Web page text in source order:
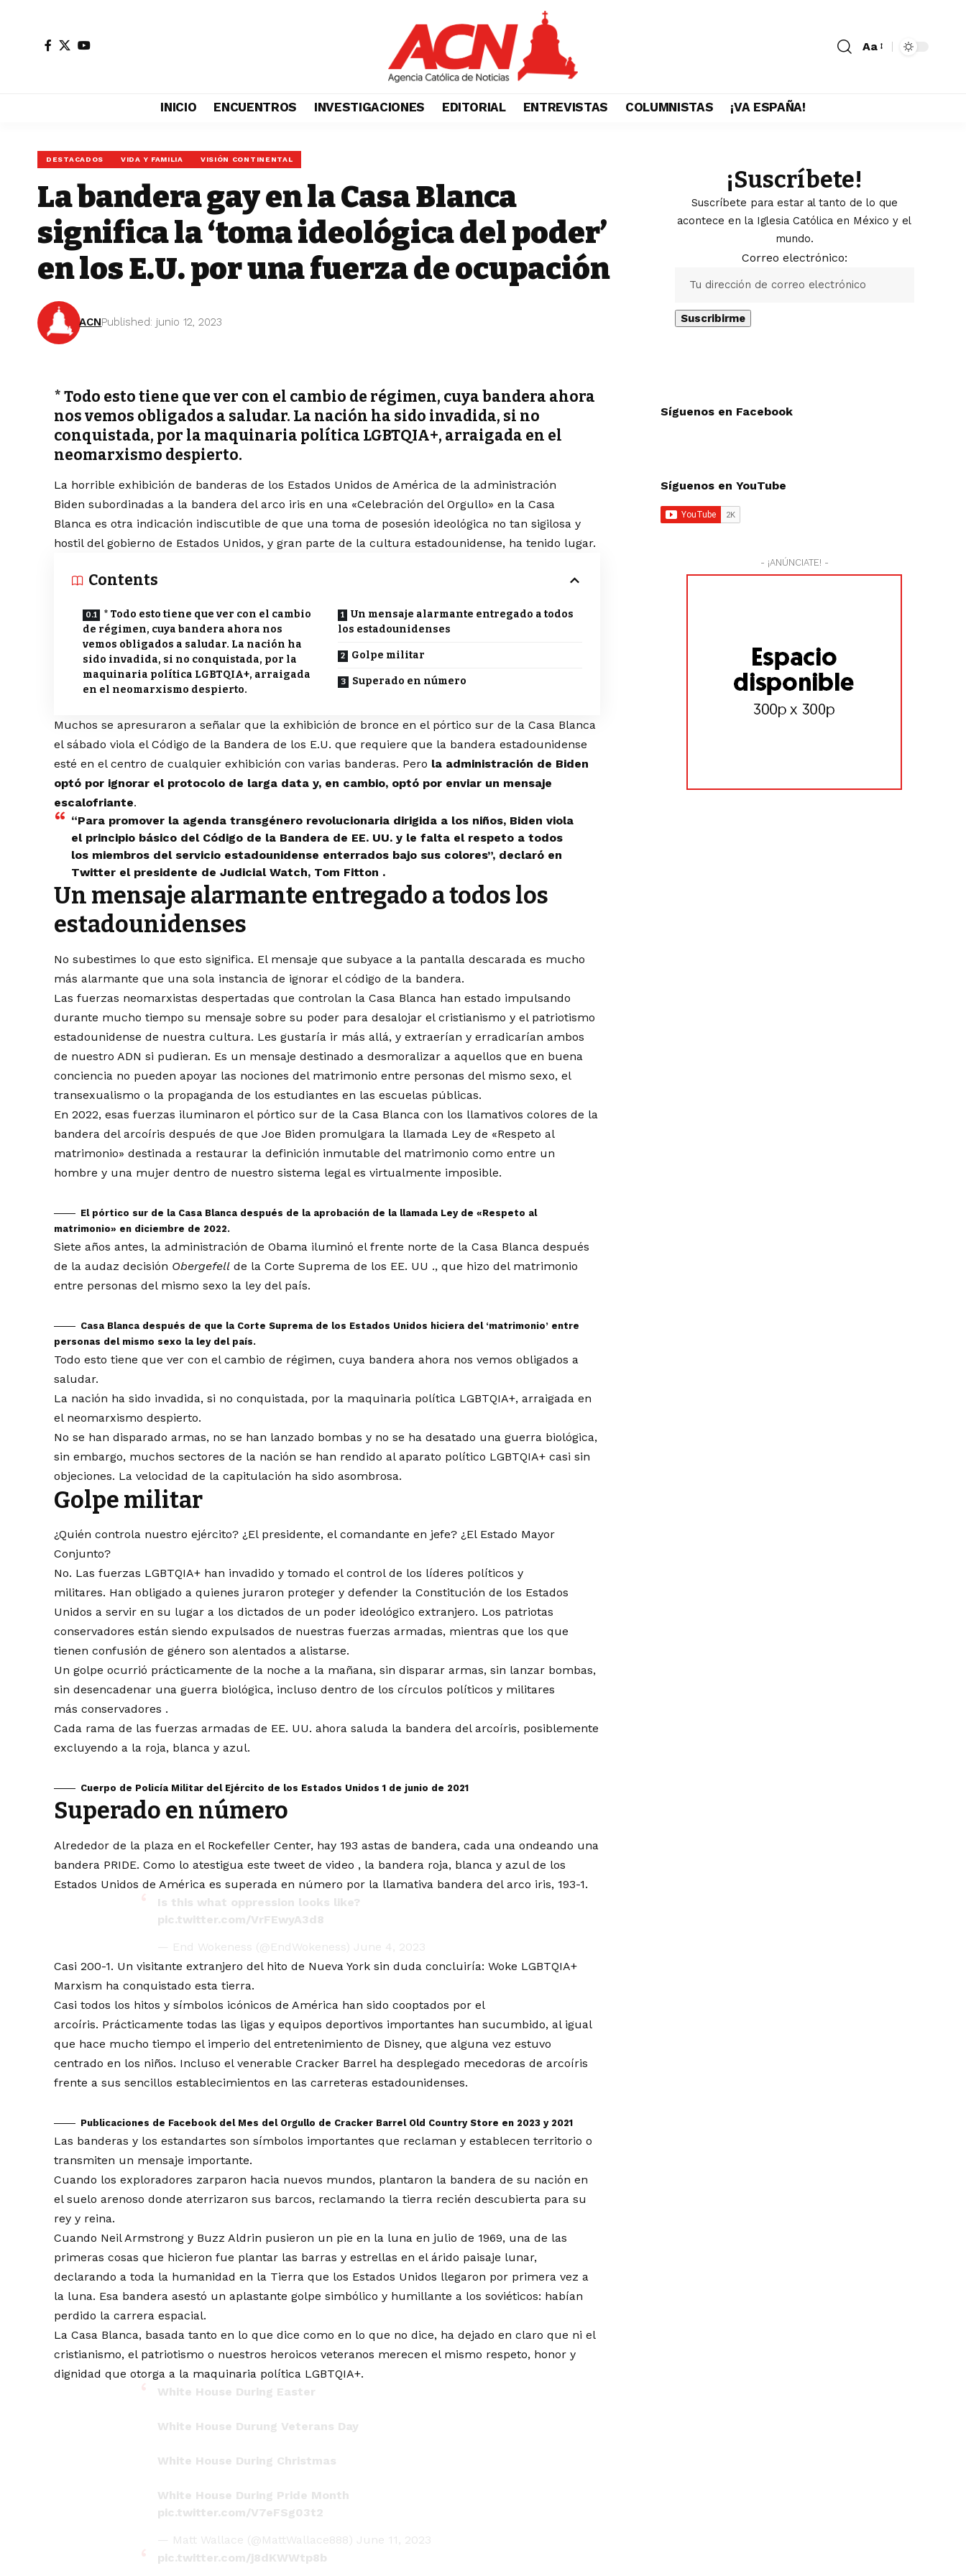
Aa
INICIO ENCUENTROS INVESTIGACIONES EDITORIAL ENTREVISTAS COLUMNISTAS ¡VA ESPAÑA!
DESTACADOS VIDA Y FAMILIA VISIÓN CONTINENTAL
La bandera gay en la Casa Blanca
significa la ‘toma ideológica del poder’
en los E.U. por una fuerza de ocupación
ACNPublished: junio 12, 2023
* Todo esto tiene que ver con el cambio de régimen, cuya bandera ahora
nos vemos obligados a saludar. La nación ha sido invadida, si no
conquistada, por la maquinaria política LGBTQIA+, arraigada en el
neomarxismo despierto.
La horrible exhibición de banderas de los Estados Unidos de América de la administración
Bidensubordinadas a la bandera del arco iris en una «Celebración del Orgullo» en laCasa
Blanca es otra indicación indiscutible de que una toma de posesión ideológica no tan sigilosa y
hostil del gobierno de Estados Unidos, y gran parte de la cultura estadounidense, ha tenido lugar.
Contents
* Todo esto tiene que ver con el cambio
de régimen, cuya bandera ahora nos
vemos obligados a saludar. La nación ha
sido invadida, si no conquistada, por la
maquinaria política LGBTQIA+, arraigada
en el neomarxismo despierto.
Un mensaje alarmante entregado a todos
los estadounidenses
Golpe militar
Superado en número
Muchos se apresuraron a señalar que la exhibición de bronce en el pórtico sur de la Casa Blanca
el sábado viola el Código de la Bandera de los E.U. que requiere que la bandera estadounidense
esté en el centro de cualquier exhibición con varias banderas. Pero la administración de Biden
optó por ignorar el protocolo de larga data y, en cambio, optó por enviar un mensaje
escalofriante.
“Para promover la agenda transgénero revolucionaria dirigida a los niños, Biden viola
el principio básico del Código de la Bandera de EE. UU. y le falta el respeto a todos
los miembros del servicio estadounidense enterrados bajo sus colores”, declaró en
Twitter el presidente de Judicial Watch, Tom Fitton .
Un mensaje alarmante entregado a todos los
estadounidenses
No subestimes lo que esto significa. El mensaje que subyace a la pantalla descarada es mucho
más alarmante que una sola instancia de ignorar el código de la bandera.
Las fuerzas neomarxistas despertadas que controlan la Casa Blanca han estado impulsando
durante mucho tiempo su mensaje sobre su poder para desalojar el cristianismo y el patriotismo
estadounidense de nuestra cultura. Les gustaría ir más allá, y extraerían y erradicarían ambos
de nuestro ADN si pudieran. Es un mensaje destinado a desmoralizar a aquellos que en buena
conciencia no pueden apoyar las nociones del matrimonio entre personas del mismo sexo, el
transexualismo o la propaganda de los estudiantes en las escuelas públicas.
En 2022, esas fuerzas iluminaron el pórtico sur de la Casa Blanca con los llamativos colores de la
bandera del arcoíris después de que Joe Biden promulgara la llamada Ley de «Respeto al
matrimonio» destinada a restaurar la definición inmutable del matrimonio como entre un
hombre y una mujer dentro de nuestro sistema legal es virtualmente imposible.
El pórtico sur de la Casa Blanca después de la aprobación de la llamada Ley de «Respeto al
matrimonio» en diciembre de 2022.
Siete años antes, la administración de Obama iluminó el frente norte de la Casa Blanca después
de la audaz decisión Obergefell de la Corte Suprema de los EE. UU ., que hizo del matrimonio
entre personas del mismo sexo la ley del país.
Casa Blanca después de que la Corte Suprema de los Estados Unidos hiciera del ‘matrimonio’ ​​entre
personas del mismo sexo la ley del país.
Todo esto tiene que ver con el cambio de régimen, cuya bandera ahora nos vemos obligados a
saludar.
La nación ha sido invadida, si no conquistada, por la maquinaria política LGBTQIA+, arraigada en
el neomarxismo despierto.
No se han disparado armas, no se han lanzado bombas y no se ha desatado una guerra biológica,
sin embargo, muchos sectores de la nación se han rendido al aparato político LGBTQIA+ casi sin
objeciones. La velocidad de la capitulación ha sido asombrosa.
Golpe militar
¿Quién controla nuestro ejército? ¿El presidente, el comandante en jefe? ¿El Estado Mayor
Conjunto?
No. Las fuerzas LGBTQIA+ han invadido y tomado el control de los líderes políticos y
militares. Han obligado a quienes juraron proteger y defender la Constitución de los Estados
Unidos a servir en su lugar a los dictados de un poder ideológico extranjero. Los patriotas
conservadores están siendo expulsados ​​de nuestras fuerzas armadas, mientras que los que
tienen confusión de género son alentados a alistarse.
Un golpe ocurrió prácticamente de la noche a la mañana, sin disparar armas, sin lanzar bombas,
sin desencadenar una guerra biológica, incluso dentro de los círculos políticos y militares
másconservadores .
Cada rama de las fuerzas armadas de EE. UU. ahora saluda la bandera del arcoíris, posiblemente
excluyendo a la roja, blanca y azul.
Cuerpo de Policía Militar del Ejército de los Estados Unidos 1 de junio de 2021
Superado en número
Alrededor de la plaza en el Rockefeller Center, hay 193 astas de bandera, cada una ondeando una
bandera PRIDE. Como lo atestigua este tweetde video , la bandera roja, blanca y azul de los
Estados Unidos de América es superada en número por la llamativa bandera del arco iris, 193-1.
Is this what oppression looks like?
pic.twitter.com/VrFEwyA3d8
— End Wokeness (@EndWokeness)
June 4, 2023
Casi 200-1. Un visitante extranjero del hito de Nueva York sin duda concluiría: Woke LGBTQIA+
Marxism ha conquistado esta tierra.
Casi todos los hitos y símbolos icónicos de América han sido cooptados por el
arcoíris. Prácticamente todas las ligas y equipos deportivos importantes han sucumbido, al igual
que hace mucho tiempo el imperio del entretenimiento de Disney, que alguna vez estuvo
centrado en los niños. Incluso el venerable Cracker Barrel ha desplegado mecedoras de arcoíris
frente a sus sencillos establecimientos en las carreteras estadounidenses.
Publicaciones de Facebook del Mes del Orgullo de Cracker Barrel Old Country Store en 2023 y 2021
Las banderas y los estandartes son símbolos importantes que reclaman y establecen territorio o
transmiten un mensaje importante.
Cuando los exploradores zarparon hacia nuevos mundos, plantaron la bandera de su nación en
el suelo arenoso donde aterrizaron sus barcos, reclamando la tierra recién descubierta para su
rey y reina.
Cuando Neil Armstrong y Buzz Aldrin pusieron un pie en la luna en julio de 1969, una de las
primeras cosas que hicieron fue plantar las barras y estrellas en el árido paisaje lunar,
declarando a toda la humanidad en la Tierra que los Estados Unidos llegaron por primera vez a
la luna. Esa bandera asestó un aplastante golpe simbólico y humillante a los soviéticos: habían
perdido la carrera espacial.
La Casa Blanca, basada tanto en lo que dice como en lo que no dice, hadejado en claro que ni el
cristianismo, el patriotismo o nuestros heroicos veteranos merecen el mismo respeto, honor y
dignidad que otorga a la maquinaria política LGBTQIA+.
White House During Easter
White House Durung Veterans Day
White House During Christmas
White House During Pride Month
pic.twitter.com/V7eFSg03t2
— Matt Wallace (@MattWallace888)
June 11, 2023
pic.twitter.com/j8dKWWtp8b
¡Suscríbete!
Suscríbete para estar al tanto de lo que
acontece en la Iglesia Católica en México y el
mundo.
Correo electrónico:
Síguenos en Facebook
Síguenos en YouTube
- ¡ANÚNCIATE! -